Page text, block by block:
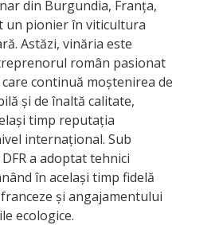
din Burgundia, Franța,
un pionier în viticultura
Astăzi, vinăria este
român pasionat
continuă moștenirea de
și de înaltă calitate,
timp reputația
internațional. Sub
a adoptat tehnici
în același timp fidelă
și angajamentului
ecologice.